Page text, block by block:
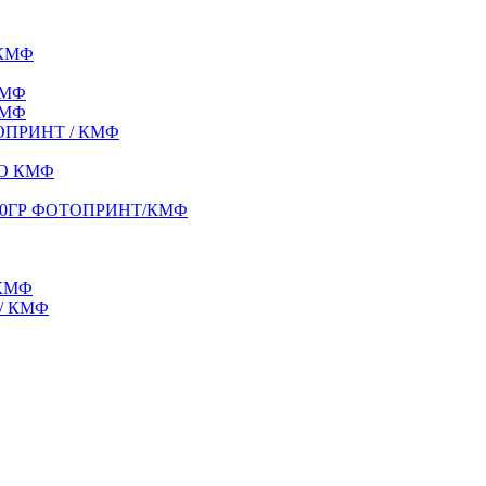
/ КМФ
КМФ
ФОТОПРИНТ/КМФ
КМФ